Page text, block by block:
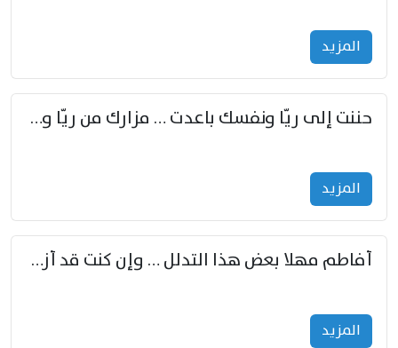
المزید
حننت إلى ريّا ونفسك باعدت … مزارك من ريّا وشعباكما معا
المزید
أفاطم مهلا بعض هذا التدلل … وإن كنت قد أزمعت صرمي فأجملي
المزید